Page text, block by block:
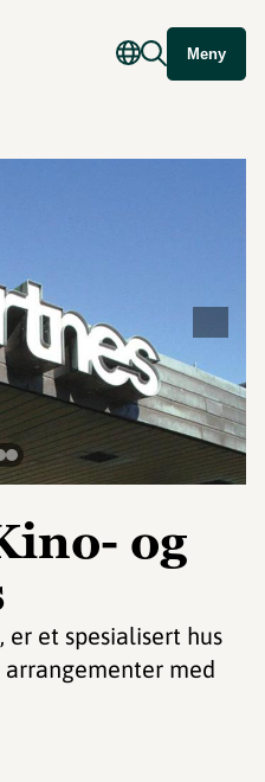
Meny
og
er et spesialisert hus
med